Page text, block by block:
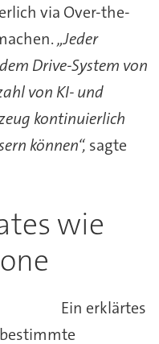
via Over-the-
„Jeder
Drive-System von
von KI- und
kontinuierlich
können“, sagte
wie
Ein erklärtes